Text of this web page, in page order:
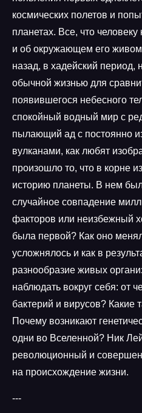
космических полетов и
планетах. Все, что
и об окружающем его
назад, в хадейский период,
обычной жизнью для
появившегося небесного
спокойный водный мир с
пылающий ад с постоянно
вулканами, как любят
произошло то, что в корне
историю планеты. В нем
случайное совпадение
факторов или неизбежный
была первой? Как оно
усложнялось и как в
разнообразие живых
наблюдать вокруг себя: от
бактерий и вирусов?
Почему возникают
одни во Вселенной? Ник
революционный и
на происхождение жизни.
---